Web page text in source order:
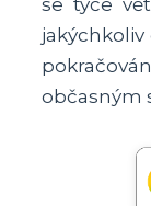
občasným